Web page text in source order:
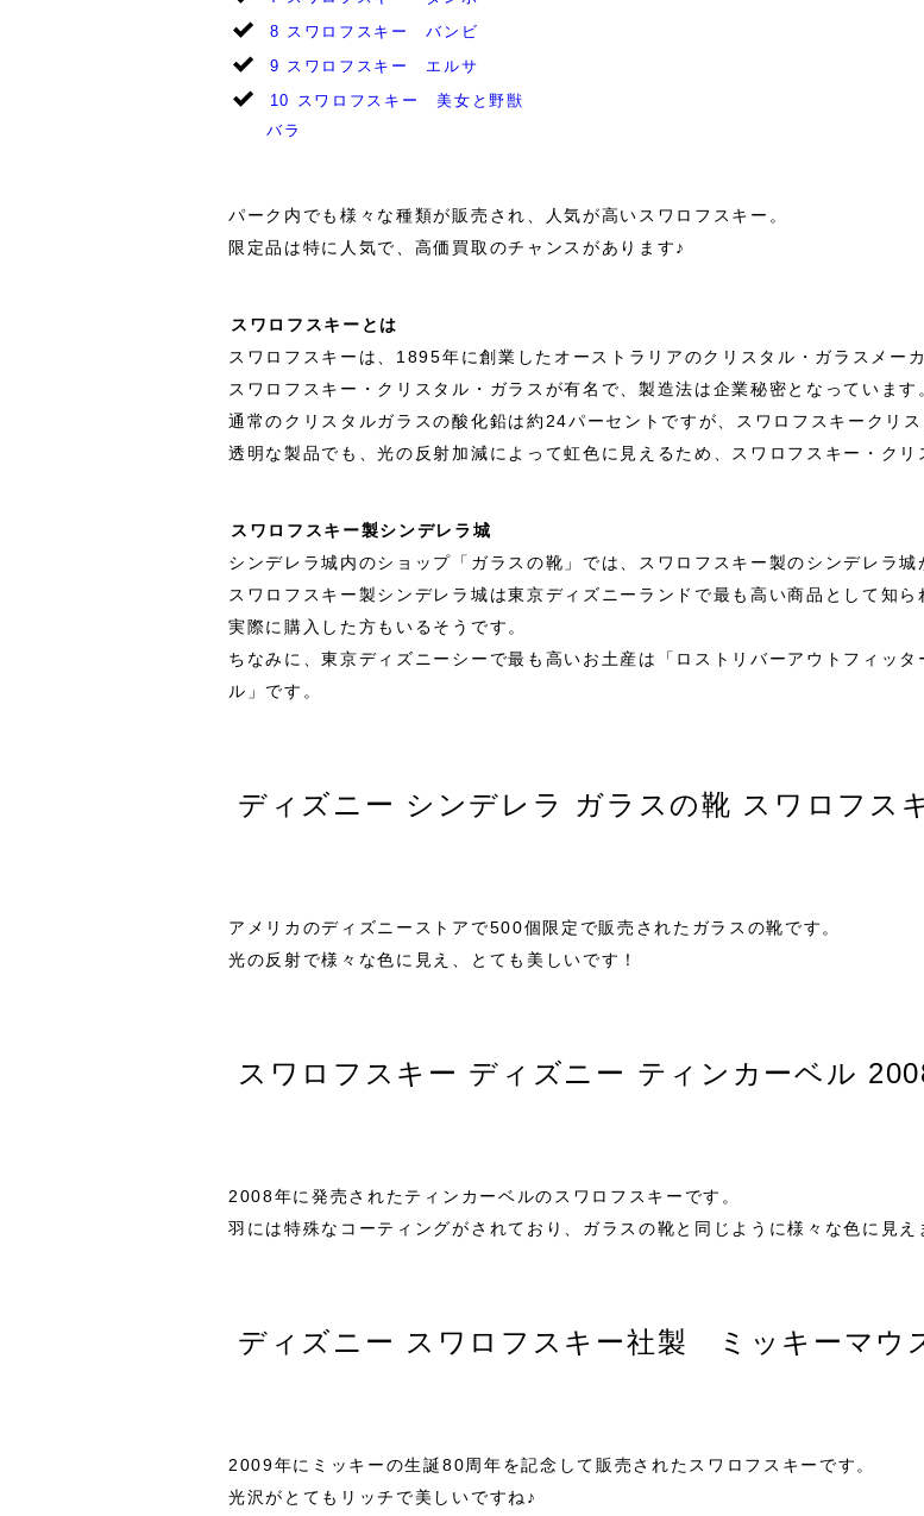
8 スワロフスキー バンビ
9 スワロフスキー エルサ
10 スワロフスキー 美女と野獣
バラ
パーク内でも様々な種類が販売され、人気が高いスワロフスキー。
限定品は特に人気で、高価買取のチャンスがあります♪
スワロフスキーとは
スワロフスキーは、1895年に創業したオーストラリアのクリスタル・ガラスメーカ
スワロフスキー・クリスタル・ガラスが有名で、製造法は企業秘密となっています
通常のクリスタルガラスの酸化鉛は約24パーセントですが、スワロフスキークリ
透明な製品でも、光の反射加減によって虹色に見えるため、スワロフスキー・クリ
スワロフスキー製シンデレラ城
シンデレラ城内のショップ「ガラスの靴」では、スワロフスキー製のシンデレラ城
スワロフスキー製シンデレラ城は東京ディズニーランドで最も高い商品として知
実際に購入した方もいるそうです。
ちなみに、東京ディズニーシーで最も高いお土産は「ロストリバーアウトフィッ
ル」です。
ディズニー シンデレラ ガラスの靴 スワロフス
アメリカのディズニーストアで500個限定で販売されたガラスの靴です。
光の反射で様々な色に見え、とても美しいです！
スワロフスキー ディズニー ティンカーベル
2008年に発売されたティンカーベルのスワロフスキーです。
羽には特殊なコーティングがされており、ガラスの靴と同じように様々な色に見え
ディズニー スワロフスキー社製 ミッキーマウ
2009年にミッキーの生誕80周年を記念して販売されたスワロフスキーです。
光沢がとてもリッチで美しいですね♪